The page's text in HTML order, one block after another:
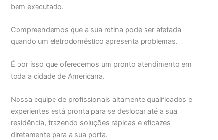
bem executado.
Compreendemos que a sua rotina pode ser afetada
quando um eletrodoméstico apresenta problemas.
É por isso que oferecemos um pronto atendimento em
toda a cidade de Americana.
Nossa equipe de profissionais altamente qualificados e
experientes está pronta para se deslocar até a sua
residência, trazendo soluções rápidas e eficazes
diretamente para a sua porta.